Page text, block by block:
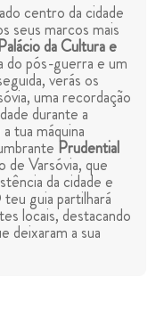
centro da cidade
seus marcos mais
da Cultura e
do pós-guerra e um
verás os
uma recordação
durante a
tua máquina
Prudential
de Varsóvia, que
da cidade e
guia partilhará
locais, destacando
deixaram a sua